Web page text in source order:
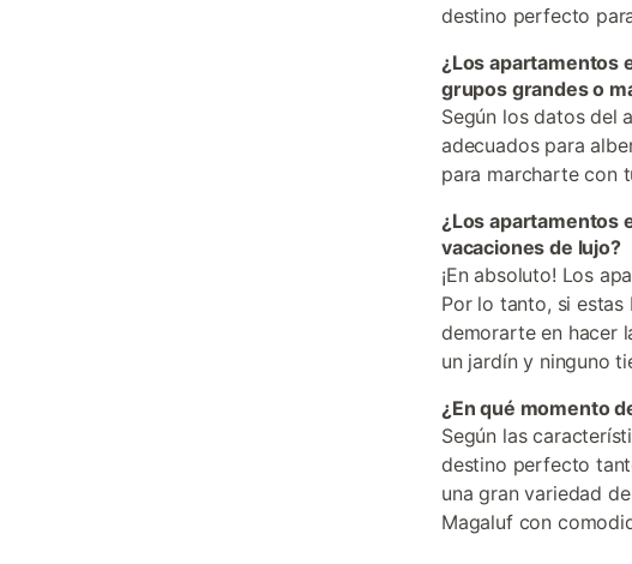
destino perfecto
¿Los apartamentos
grupos grandes o
Según los datos del
adecuados para
para marcharte con
¿Los apartamentos
vacaciones de lujo?
¡En absoluto! Los
Por lo tanto, si
demorarte en hacer
un jardín y ninguno
¿En qué momento
Según las
destino perfecto
una gran variedad
Magaluf con